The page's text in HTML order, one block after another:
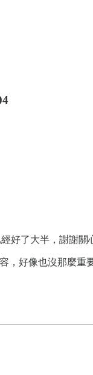
好了大半，謝謝關
，好像也沒那麼重